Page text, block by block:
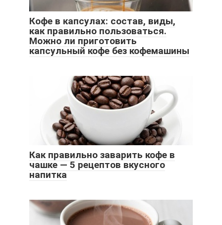
Кофе в капсулах: состав, виды,
как правильно пользоваться.
Можно ли приготовить
капсульный кофе без кофемашины
Как правильно заварить кофе в
чашке — 5 рецептов вкусного
напитка